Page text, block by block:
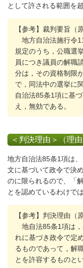
として許される範囲を
【参考】裁判要旨（
地方自治法施行令
規定のうち，公職選
員につき議員の解職
分は，その資格制限
で，同法中の選挙に
自治法85条1項に基
え，無効である。
＜判決理由＞（理由
地方自治法85条1項は
文に基づいて政令で決
のに限られるので、「
とを認めているわけで
【参考】判決理由（
地自法85条1項は，
れに基づき政令で定
るものであって，解
とを許容するものと